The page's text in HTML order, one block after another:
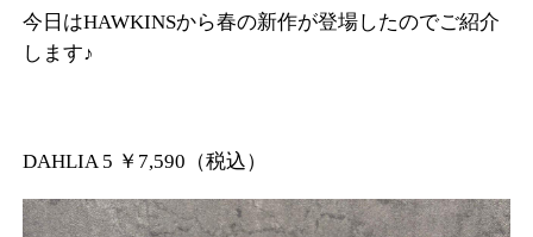
今日はHAWKINSから春の新作が登場したのでご紹介
します♪
DAHLIA 5 ￥7,590（税込）